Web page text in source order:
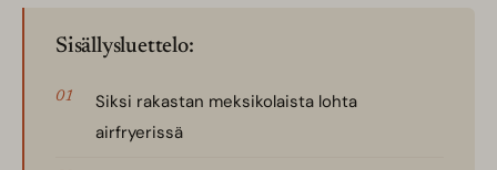
Sisällysluettelo:
Siksi rakastan meksikolaista lohta
airfryerissä